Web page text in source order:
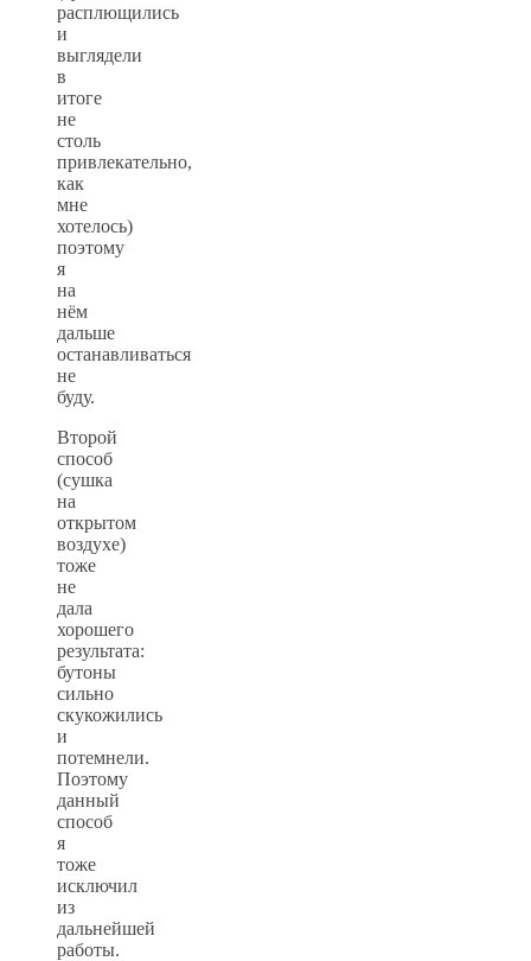
расплющились
и
выглядели
в
итоге
не
столь
привлекательно,
как
мне
хотелось)
поэтому
я
на
нём
дальше
останавливаться
не
буду.
Второй
способ
(сушка
на
открытом
воздухе)
тоже
не
дала
хорошего
результата:
бутоны
сильно
скукожились
и
потемнели.
Поэтому
данный
способ
я
тоже
исключил
из
дальнейшей
работы.